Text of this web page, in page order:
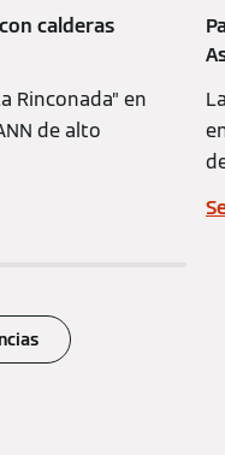
calderas
Rinconada” en
de alto